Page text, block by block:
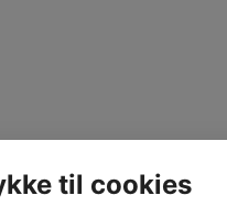
til cookies